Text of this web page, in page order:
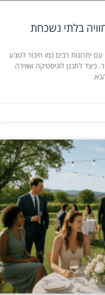
בלתי נשכחת
יתרונות רבים כמו חיבור לטבע
כיצד לתכנן לוגיסטיקה ואווירה